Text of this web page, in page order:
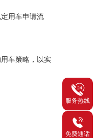
用车申请流
车策略，以实
服务热线
免费通话